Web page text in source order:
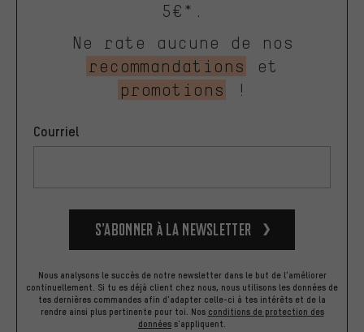
5€*.
Ne rate aucune de nos
recommandations
et
promotions
!
Courriel
S’abonner à la newsletter
Nous analysons le succès de notre newsletter dans le but de l'améliorer
continuellement. Si tu es déjà client chez nous, nous utilisons les données de
tes dernières commandes afin d'adapter celle-ci à tes intérêts et de la
rendre ainsi plus pertinente pour toi. Nos conditions de protection des
données s'appliquent.